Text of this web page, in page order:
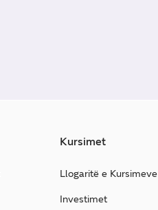
Kursimet
Llogaritë e Kursimeve
Investimet